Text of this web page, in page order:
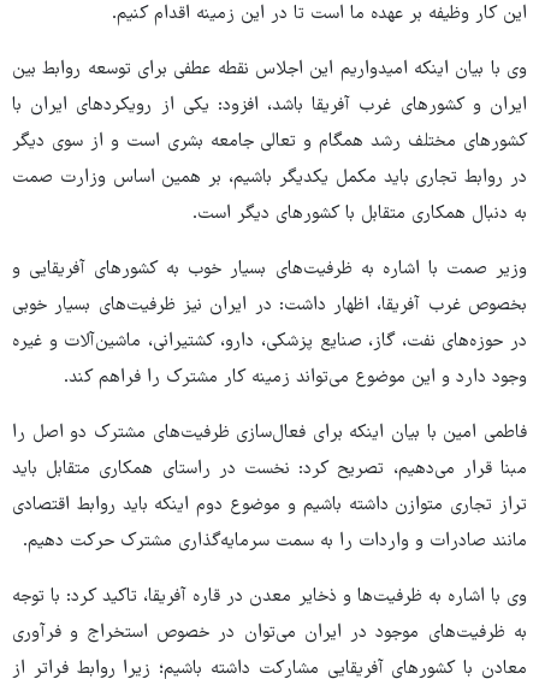
این کار وظیفه بر عهده ما است تا در این زمینه اقدام کنیم.
وی با بیان اینکه امیدواریم این اجلاس نقطه عطفی برای توسعه روابط بین
ایران و کشورهای غرب آفریقا باشد، افزود: یکی از رویکردهای ایران با
کشورهای مختلف رشد همگام و تعالی جامعه بشری است و از سوی دیگر
در روابط تجاری باید مکمل یکدیگر باشیم، بر همین اساس وزارت صمت
به دنبال همکاری متقابل با کشورهای دیگر است.
وزیر صمت با اشاره به ظرفیت‌های بسیار خوب به کشورهای آفریقایی و
بخصوص غرب آفریقا، اظهار داشت: در ایران نیز ظرفیت‌های بسیار خوبی
در حوزه‌های نفت، گاز، صنایع پزشکی، دارو، کشتیرانی، ماشین‌آلات و غیره
وجود دارد و این موضوع می‌تواند زمینه کار مشترک را فراهم کند.
فاطمی امین با بیان اینکه برای فعال‌سازی ظرفیت‌های مشترک دو اصل را
مبنا قرار می‌دهیم، تصریح کرد: نخست در راستای همکاری متقابل باید
تراز تجاری متوازن داشته باشیم و موضوع دوم اینکه باید روابط اقتصادی
مانند صادرات و واردات را به سمت سرمایه‌گذاری مشترک حرکت دهیم.
وی با اشاره به ظرفیت‌ها و ذخایر معدن در قاره آفریقا، تاکید کرد: با توجه
به ظرفیت‌های موجود در ایران می‌توان در خصوص استخراج و فرآوری
معادن با کشورهای آفریقایی مشارکت داشته باشیم؛ زیرا روابط فراتر از